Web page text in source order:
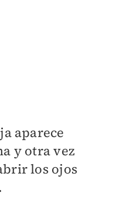
aparece
y otra vez
los ojos